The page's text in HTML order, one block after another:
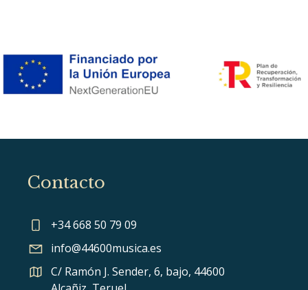
Contacto
+34 668 50 79 09
info@44600musica.es
C/ Ramón J. Sender, 6, bajo, 44600